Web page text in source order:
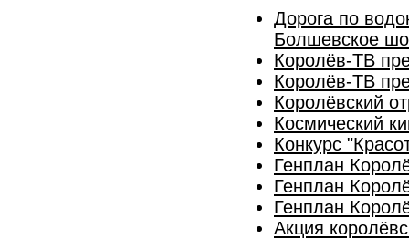
Дорога по
Болшевское
Королёв-ТВ
Королёв-ТВ
Королёвский
Космический
Конкурс
Генплан
Генплан
Генплан
Акция